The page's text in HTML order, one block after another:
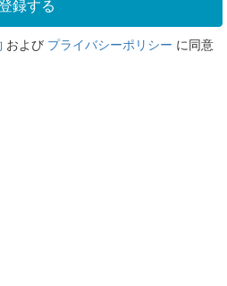
および プライバシーポリシー に同意